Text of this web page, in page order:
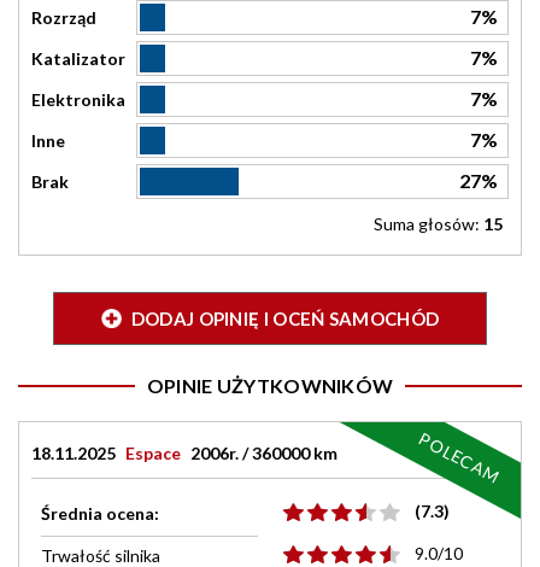
Rozrząd 7%
Katalizator 7%
Elektronika 7%
Inne 7%
Brak 27%
Suma głosów: 15
DODAJ OPINIĘ I OCEŃ SAMOCHÓD
OPINIE UŻYTKOWNIKÓW
18.11.2025 Espace 2006r. / 360000 km
Średnia ocena: (7.3)
Trwałość silnika
9.0/10
POLECAM